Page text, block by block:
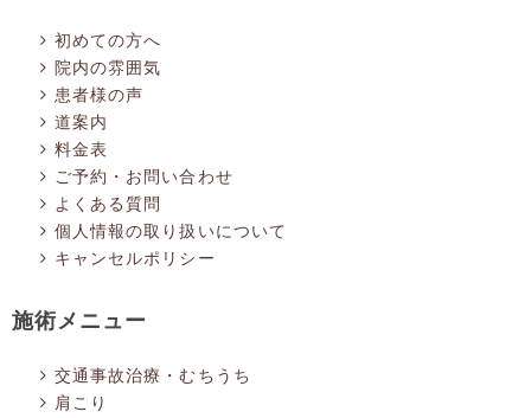
初めての方へ
院内の雰囲気
患者様の声
道案内
料金表
ご予約・お問い合わせ
よくある質問
個人情報の取り扱いについて
キャンセルポリシー
施術メニュー
交通事故治療・むちうち
肩こり